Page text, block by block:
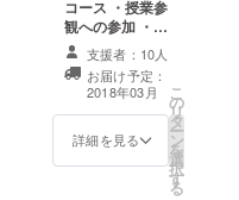
し、
4/21のラス
トライブを
もって残念
ながら解散
となる。
コース ・授業参
観への参加 ・メ
ンバー全員と超
マジックタッチ
会 ・お土産：
「ハッピーエン
ドマジック」超
マジック盤CD1
支援者：10人
お届け予定：
2018年03月
詳細を見る
こ
の
リ
タ
ー
ン
を
選
択
す
る